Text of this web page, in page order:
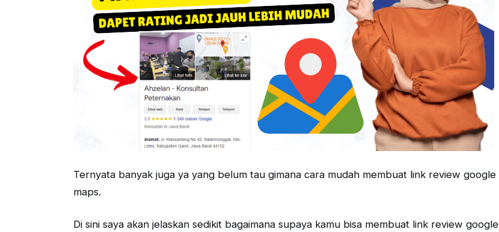
Ternyata banyak juga ya yang belum tau gimana cara mudah membuat link review google
maps.
Di sini saya akan jelaskan sedikit bagaimana supaya kamu bisa membuat link review google